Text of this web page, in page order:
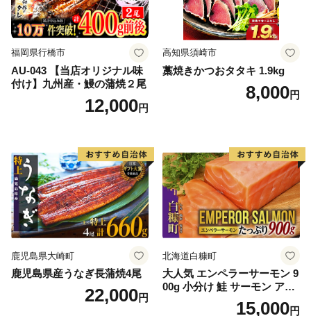
福岡県行橋市
AU-043 【当店オリジナル味
付け】九州産・鰻の蒲焼２尾
12,000円
高知県須崎市
藁焼きかつおタタキ 1.9kg
8,000円
鹿児島県大崎町
鹿児島県産うなぎ長蒲焼4尾
22,000円
北海道白糠町
大人気 エンペラーサーモン 9
00g 小分け 鮭 サーモン アト
ランティックサーモン 水産
庁長官賞 受賞 さけ シャケ し
15,000円